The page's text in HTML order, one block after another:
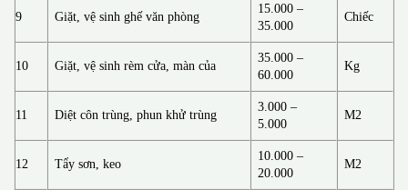
9 Giặt, vệ sinh ghế văn phòng
15.000 –
35.000
Chiếc
10 Giặt, vệ sinh rèm cửa, màn của
35.000 –
60.000
Kg
11 Diệt côn trùng, phun khử trùng
3.000 –
5.000
M2
12 Tẩy sơn, keo
10.000 –
20.000
M2